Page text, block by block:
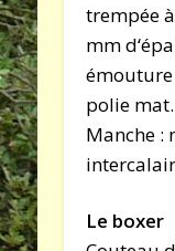
trempée
mm
émouture
polie mat.
Manche :
Le boxer